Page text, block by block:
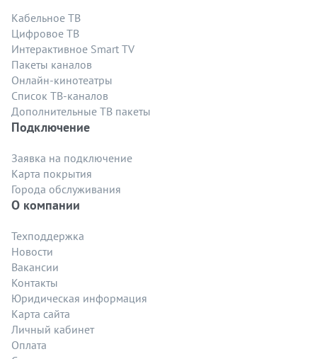
Кабельное ТВ
Цифровое ТВ
Интерактивное Smart TV
Пакеты каналов
Онлайн-кинотеатры
Список ТВ-каналов
Дополнительные ТВ пакеты
Подключение
Заявка на подключение
Карта покрытия
Города обслуживания
О компании
Техподдержка
Новости
Вакансии
Контакты
Юридическая информация
Карта сайта
Личный кабинет
Оплата